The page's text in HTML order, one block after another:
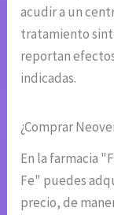
acudir a un
tratamiento
reportan
indicadas.
¿Comprar
En la farmacia
Fe" puedes
precio, de